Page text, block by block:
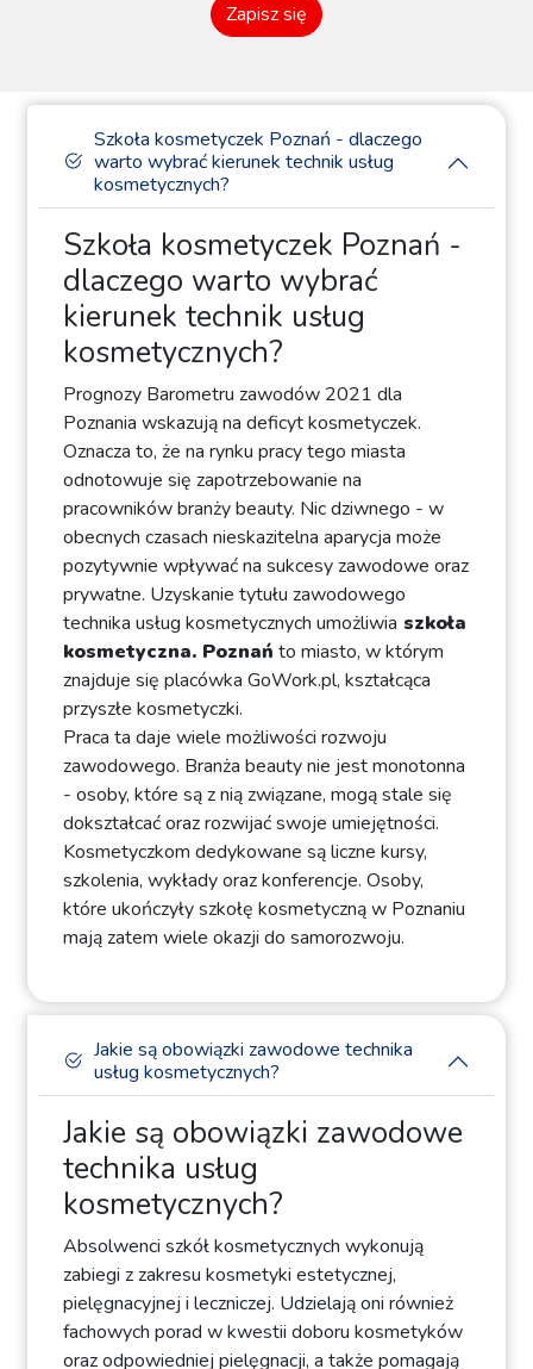
Zapisz się
Szkoła kosmetyczek Poznań - dlaczego
warto wybrać kierunek technik usług
kosmetycznych?
Szkoła kosmetyczek Poznań -
dlaczego warto wybrać
kierunek technik usług
kosmetycznych?
Prognozy Barometru zawodów 2021 dla
Poznania wskazują na deficyt kosmetyczek.
Oznacza to, że na rynku pracy tego miasta
odnotowuje się zapotrzebowanie na
pracowników branży beauty. Nic dziwnego - w
obecnych czasach nieskazitelna aparycja może
pozytywnie wpływać na sukcesy zawodowe oraz
prywatne. Uzyskanie tytułu zawodowego
technika usług kosmetycznych umożliwia szkoła
kosmetyczna. Poznań to miasto, w którym
znajduje się placówka GoWork.pl, kształcąca
przyszłe kosmetyczki.
Praca ta daje wiele możliwości rozwoju
zawodowego. Branża beauty nie jest monotonna
- osoby, które są z nią związane, mogą stale się
dokształcać oraz rozwijać swoje umiejętności.
Kosmetyczkom dedykowane są liczne kursy,
szkolenia, wykłady oraz konferencje. Osoby,
które ukończyły szkołę kosmetyczną w Poznaniu
mają zatem wiele okazji do samorozwoju.
Jakie są obowiązki zawodowe technika
usług kosmetycznych?
Jakie są obowiązki zawodowe
technika usług
kosmetycznych?
Absolwenci szkół kosmetycznych wykonują
zabiegi z zakresu kosmetyki estetycznej,
pielęgnacyjnej i leczniczej. Udzielają oni również
fachowych porad w kwestii doboru kosmetyków
oraz odpowiedniej pielęgnacji, a także pomagają